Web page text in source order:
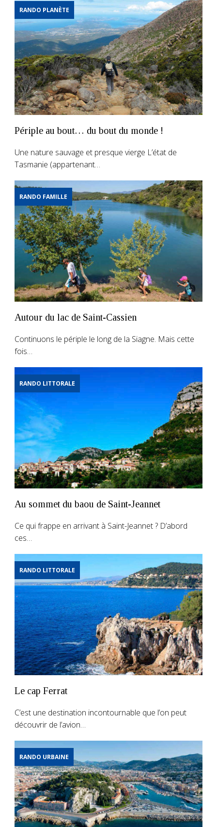
RANDO PLANÈTE
Périple au bout… du bout du monde !
Une nature sauvage et presque vierge L’état de
Tasmanie (appartenant…
RANDO FAMILLE
Autour du lac de Saint-Cassien
Continuons le périple le long de la Siagne. Mais cette
fois…
RANDO LITTORALE
Au sommet du baou de Saint-Jeannet
Ce qui frappe en arrivant à Saint-Jeannet ? D’abord
ces…
RANDO LITTORALE
Le cap Ferrat
C’est une destination incontournable que l’on peut
découvrir de l’avion…
RANDO URBAINE